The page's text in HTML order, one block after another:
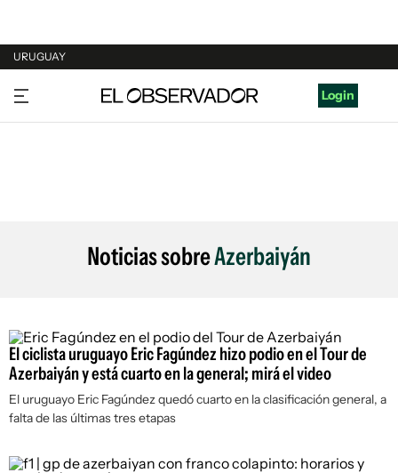
URUGUAY
URUGUAY
ARGENTINA
Login
Noticias sobreAzerbaiyán
El ciclista uruguayo Eric Fagúndez hizo podio en el Tour de
Azerbaiyán y está cuarto en la general; mirá el video
El uruguayo Eric Fagúndez quedó cuarto en la clasificación general, a
falta de las últimas tres etapas